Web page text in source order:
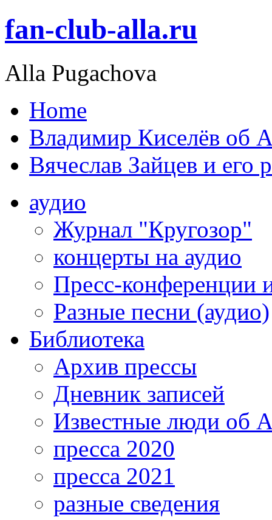
fan-club-alla.ru
Alla Pugachova
Home
Владимир Киселёв об
Вячеслав Зайцев и его
аудио
Журнал "Кругозор"
концерты на аудио
Пресс-конференции
Разные песни (аудио)
Библиотека
Архив прессы
Дневник записей
Известные люди об
пресса 2020
пресса 2021
разные сведения